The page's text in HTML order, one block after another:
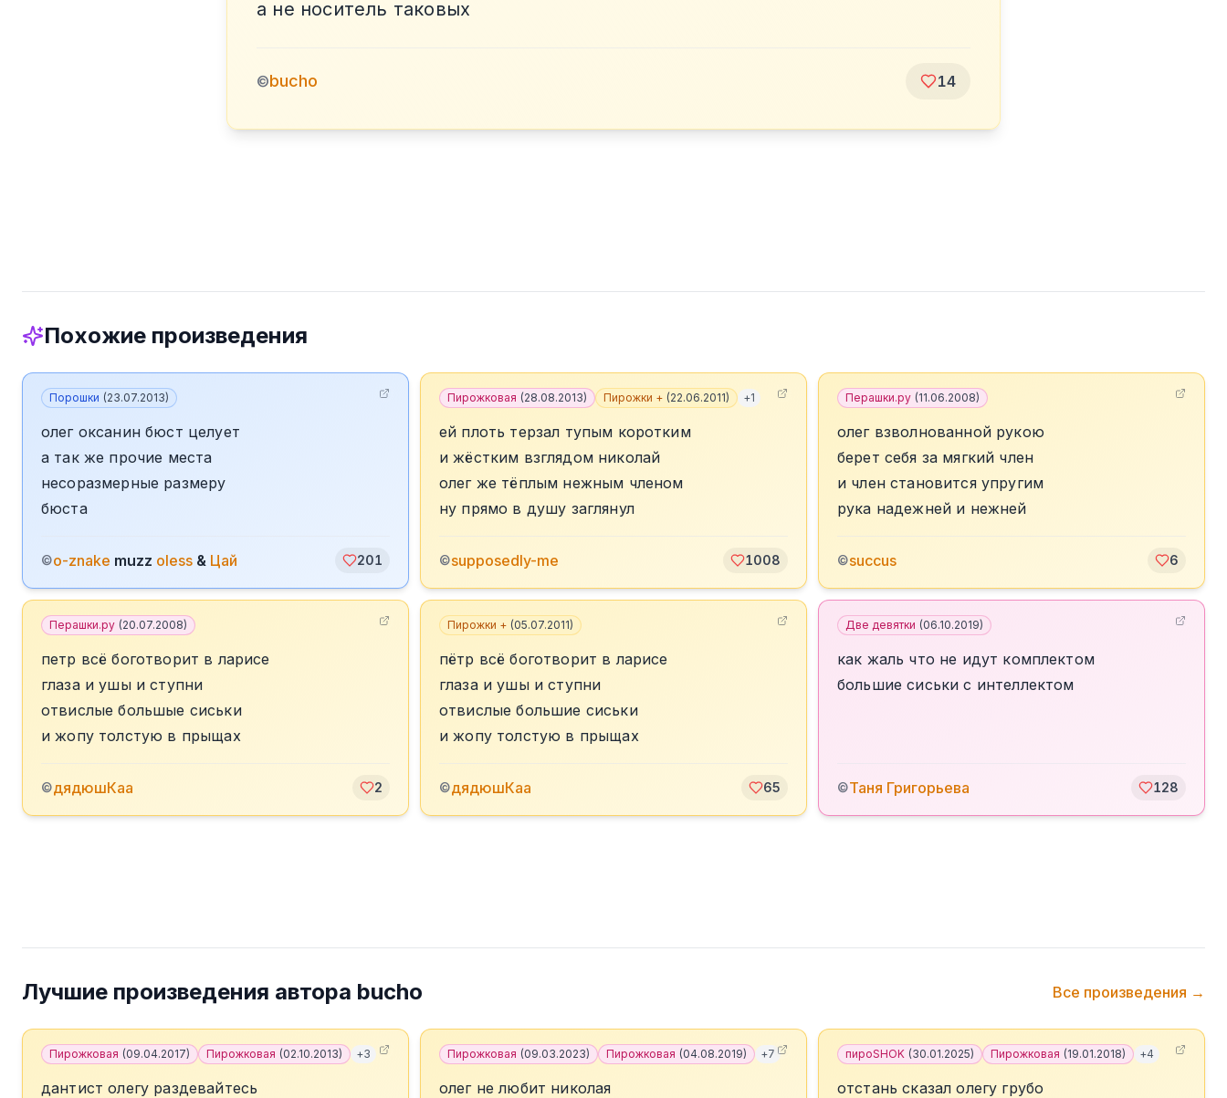
а не носитель таковых
©bucho 14
Похожие произведения
Порошки (23.07.2013)
олег оксанин бюст целует
а так же прочие места
несоразмерные размеру
бюста
©o-znake muzz oless & Цай 201
Пирожковая (28.08.2013) Пирожки + (22.06.2011) +1
ей плоть терзал тупым коротким
и жёстким взглядом николай
олег же тёплым нежным членом
ну прямо в душу заглянул
©supposedly-me 1008
Перашки.ру (11.06.2008)
олег взволнованной рукою
берет себя за мягкий член
и член становится упругим
рука надежней и нежней
©succus 6
Перашки.ру (20.07.2008)
петр всё боготворит в ларисе
глаза и ушы и ступни
отвислые большые сиськи
и жопу толстую в прыщах
©дядюшКаа 2
Пирожки + (05.07.2011)
пётр всё боготворит в ларисе
глаза и ушы и ступни
отвислые большие сиськи
и жопу толстую в прыщах
©дядюшКаа 65
Две девятки (06.10.2019)
как жаль что не идут комплектом
большие сиськи с интеллектом
©Таня Григорьева 128
Лучшие произведения автора bucho Все произведения →
Пирожковая (09.04.2017) Пирожковая (02.10.2013) +3
дантист олегу раздевайтесь
Пирожковая (09.03.2023) Пирожковая (04.08.2019) +7
олег не любит николая
пироSHOK (30.01.2025) Пирожковая (19.01.2018) +4
отстань сказал олегу грубо